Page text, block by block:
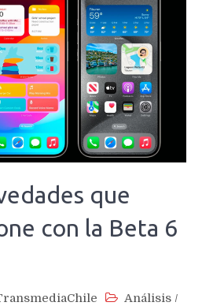
que
con la Beta 6
Análisis /